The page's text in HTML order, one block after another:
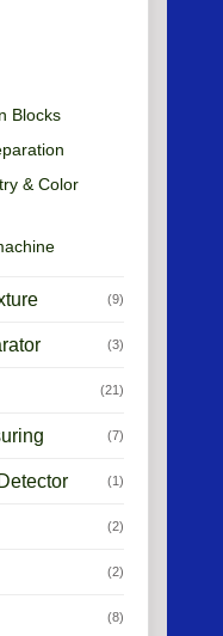
Blocks
& Color
(9)
(3)
(21)
(7)
(1)
(2)
(2)
(8)